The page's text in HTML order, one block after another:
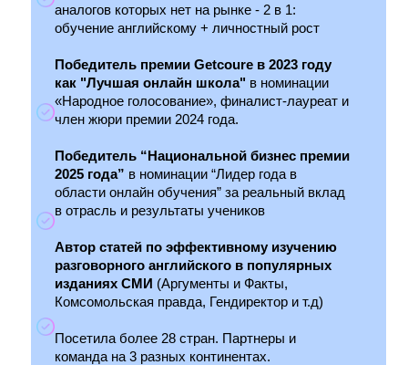
аналогов которых нет на рынке - 2 в 1:
обучение английскому + личностный рост
Победитель премии Getcoure в 2023 году
как "Лучшая онлайн школа" в номинации
«Народное голосование», финалист-лауреат и
член жюри премии 2024 года.
Победитель “Национальной бизнес премии
2025 года” в номинации “Лидер года в
области онлайн обучения” за реальный вклад
в отрасль и результаты учеников
Автор статей по эффективному изучению
разговорного английского в популярных
изданиях СМИ (Аргументы и Факты,
Комсомольская правда, Гендиректор и т.д)
Посетила более 28 стран. Партнеры и
команда на 3 разных континентах.